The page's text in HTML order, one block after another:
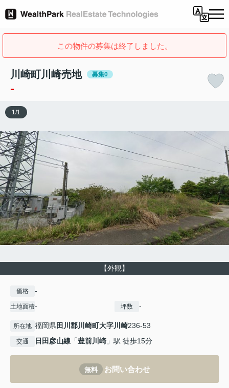
この物件の募集は終了しました。
川崎町川崎売地 募集0
-
【外観】
1/1
価格 -
土地面積- 坪数 -
所在地 福岡県田川郡川崎町大字川崎236-53
交通 日田彦山線 「豊前川崎 」駅 徒歩15分
無料 お問い合わせ